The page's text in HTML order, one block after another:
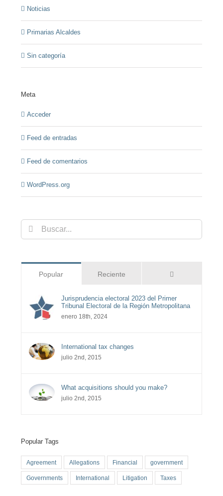
Noticias
Primarias Alcaldes
Sin categoría
Meta
Acceder
Feed de entradas
Feed de comentarios
WordPress.org
Buscar:
Popular Reciente
Jurisprudencia electoral 2023 del Primer
Tribunal Electoral de la Región Metropolitana
enero 18th, 2024
International tax changes
julio 2nd, 2015
What acquisitions should you make?
julio 2nd, 2015
Popular Tags
Agreement Allegations Financial government
Governments International Litigation Taxes